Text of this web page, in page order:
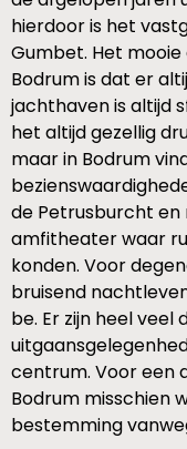
hierdoor is het
Gumbet. Het
Bodrum is dat er
jachthaven is altijd
het altijd gezellig
maar in Bodrum
de Petrusburcht en
amfitheater waar
konden. Voor
bruisend
be. Er zijn heel
centrum. Voor een
Bodrum misschien
bestemming